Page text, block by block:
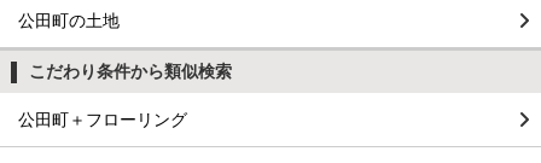
公田町の土地
こだわり条件から類似検索
公田町＋フローリング